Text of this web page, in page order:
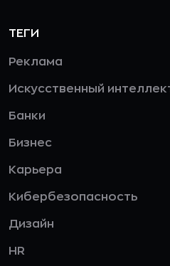
ТЕГИ
Реклама
Искусственный
Банки
Бизнес
Карьера
Кибербезопасность
Дизайн
HR